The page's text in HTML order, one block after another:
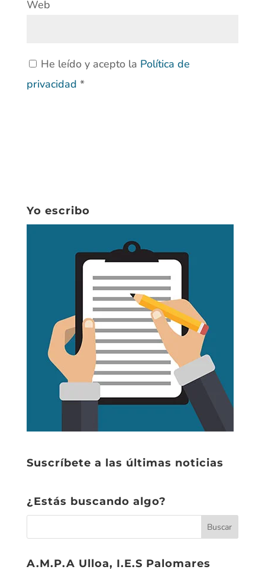
Web
He leído y acepto la Política de
privacidad *
Yo escribo
Suscríbete a las últimas noticias
¿Estás buscando algo?
A.M.P.A Ulloa, I.E.S Palomares